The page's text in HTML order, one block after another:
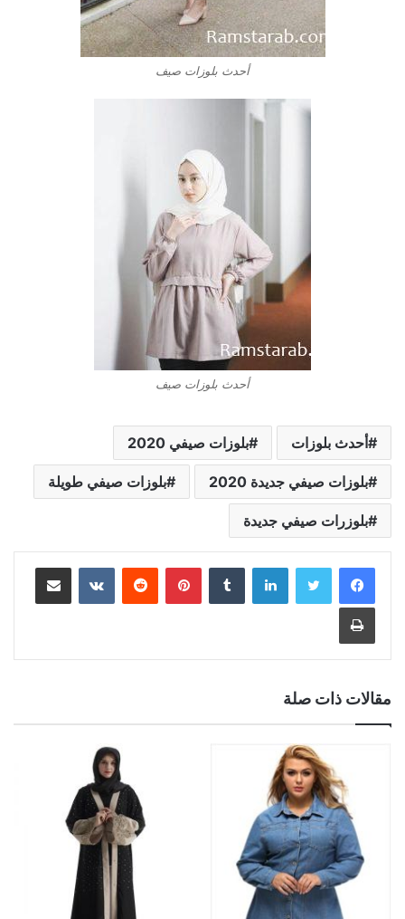
أحدث بلوزات صيف
أحدث بلوزات صيف
أحدث بلوزات بلوزات صيفي 2020
بلوزات صيفي جديدة 2020 بلوزات صيفي طويلة
بلوزرات صيفي جديدة
لينكدإن بينتيريست مشاركة عبر البريد
طباعة
مقالات ذات صلة